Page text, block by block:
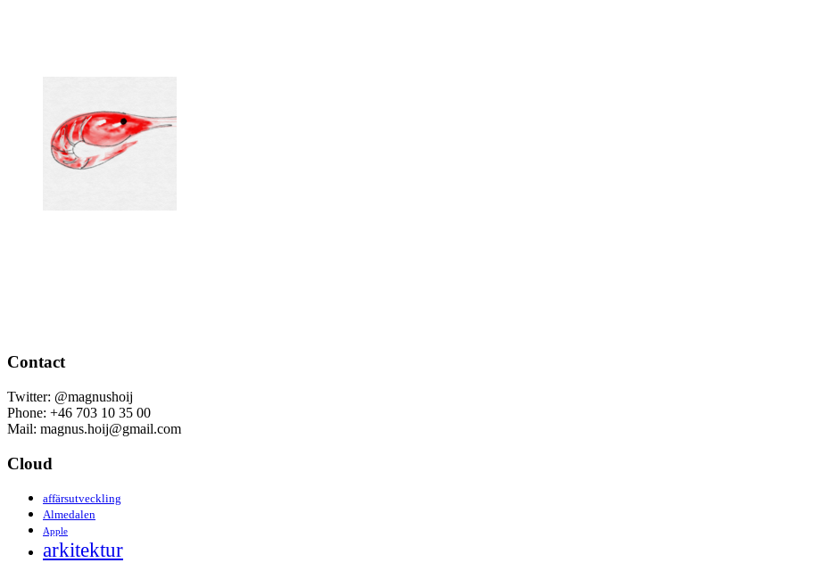
Contact
Twitter: @magnushoij
Phone: +46 703 10 35 00
Mail: magnus.hoij@gmail.com
Cloud
affärsutveckling
Almedalen
Apple
arkitektur